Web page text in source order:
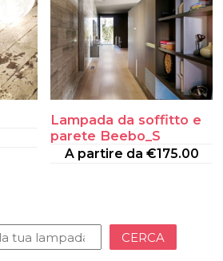
Lampada da soffitto e
parete Beebo_S
A partire da €175.00
CERCA